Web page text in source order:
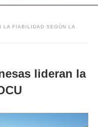
LA FIABILIDAD SEGÚN LA
lideran la